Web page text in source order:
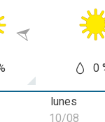
0
lunes
10/08